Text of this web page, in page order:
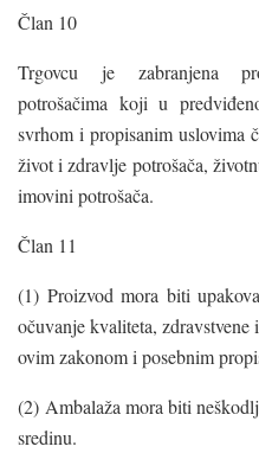
Član 10
Trgovcu je zabranjena
potrošačima koji u
svrhom i propisanim uslovima
život i zdravlje potrošača,
imovini potrošača.
Član 11
(1) Proizvod mora biti
očuvanje kvaliteta,
ovim zakonom i posebnim
(2) Ambalaža mora biti
sredinu.